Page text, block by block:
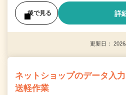
後で見る 詳
更新日：
ネットショップのデータ入
送軽作業